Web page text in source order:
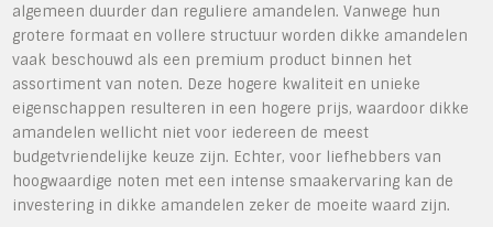
algemeen duurder dan reguliere amandelen. Vanwege hun
grotere formaat en vollere structuur worden dikke amandelen
vaak beschouwd als een premium product binnen het
assortiment van noten. Deze hogere kwaliteit en unieke
eigenschappen resulteren in een hogere prijs, waardoor dikke
amandelen wellicht niet voor iedereen de meest
budgetvriendelijke keuze zijn. Echter, voor liefhebbers van
hoogwaardige noten met een intense smaakervaring kan de
investering in dikke amandelen zeker de moeite waard zijn.